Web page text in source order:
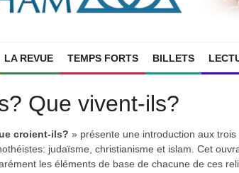
LA REVUE TEMPS FORTS BILLETS
Que vivent-ils?
croient-ils? » présente une introduction aux trois
judaïsme, christianisme et islam. Cet
les éléments de base de chacune de ces